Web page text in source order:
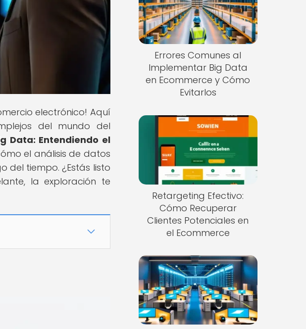
electrónico! Aquí
del mundo del
Data: Entendiendo el
el análisis de datos
del tiempo. ¿Estás listo
la exploración te
Errores Comunes al
Implementar Big Data
en Ecommerce y Cómo
Evitarlos
Retargeting Efectivo:
Cómo Recuperar
Clientes Potenciales en
el Ecommerce